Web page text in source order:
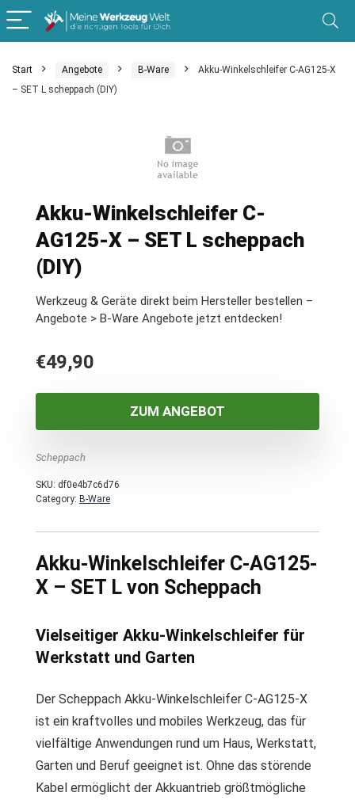
Start Angebote B-Ware
Akku-Winkelschleifer C-AG125-X
– SET L scheppach (DIY)
Akku-Winkelschleifer C-
AG125-X – SET L scheppach
(DIY)
Werkzeug & Geräte direkt beim Hersteller bestellen –
Angebote > B-Ware Angebote jetzt entdecken!
€49,90
ZUM ANGEBOT
Scheppach
SKU: df0e4b7c6d76
Category: B-Ware
Akku-Winkelschleifer C-AG125-
X – SET L von Scheppach
Vielseitiger Akku-Winkelschleifer für
Werkstatt und Garten
Der Scheppach Akku-Winkelschleifer C-AG125-X
ist ein kraftvolles und mobiles Werkzeug, das für
vielfältige Anwendungen rund um Haus, Werkstatt,
Garten und Beruf geeignet ist. Ohne das störende
Kabel ermöglicht der Akkuantrieb größtmögliche